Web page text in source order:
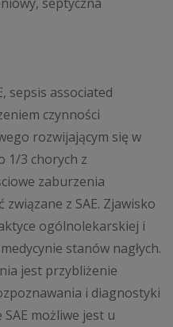
sepsis associated
czynności
rozwijającym się w
1/3 chorych z
zaburzenia
z SAE. Zjawisko
ogólnolekarskiej i
stanów nagłych.
jest przybliżenie
i diagnostyki
możliwe jest u